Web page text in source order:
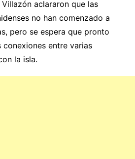
aclararon que las
no han comenzado a
pero se espera que pronto
entre varias
la isla.